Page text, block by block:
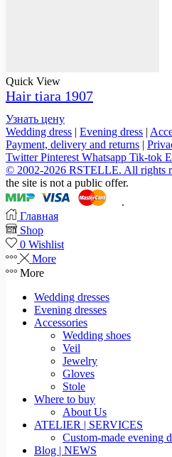
Quick View
Hair tiara 1907
Узнать цену
Wedding dress | Evening dress |
Payment, delivery and returns |
Twitter Pinterest Whatsapp Tik-tok
© 2002-2026 RSTELLE. All rights
the site is not a public offer.
.
Главная
Shop
0 Wishlist
More
More
Wedding dresses
Evening dresses
Accessories
Wedding shoes
Veil
Jewelry
Gloves
Stole
Where to buy
About Us
ATELIER | SERVICES
Custom-made evening
Blog | NEWS